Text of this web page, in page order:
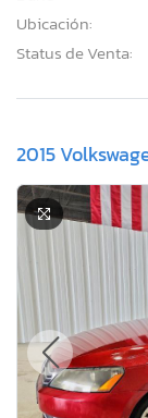
Ubicación:
Status de Venta:
2015